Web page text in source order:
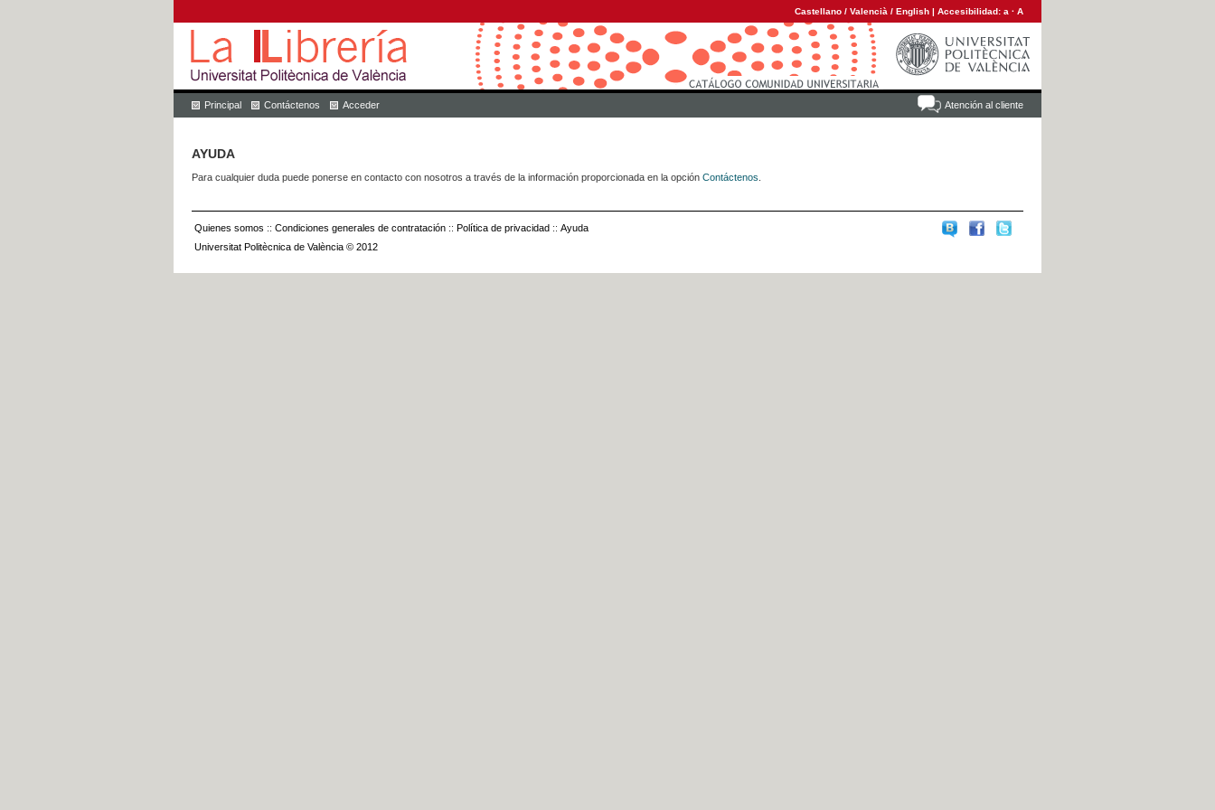
Castellano / Valencià / English | Accesibilidad: a · A
Atención al cliente
Principal Contáctenos Acceder
AYUDA
Para cualquier duda puede ponerse en contacto con nosotros a través de la información proporcionada en la opción Contáctenos
Quienes somos :: Condiciones generales de contratación :: Política de privacidad :: Ayuda
Universitat Politècnica de València © 2012